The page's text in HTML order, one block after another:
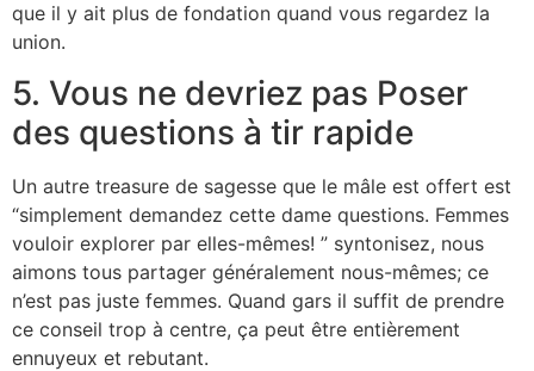
que il y ait plus de fondation quand vous regardez la
union.
5. Vous ne devriez pas Poser
des questions à tir rapide
Un autre treasure de sagesse que le mâle est offert est
“simplement demandez cette dame questions. Femmes
vouloir explorer par elles-mêmes! ” syntonisez, nous
aimons tous partager généralement nous-mêmes; ce
n’est pas juste femmes. Quand gars il suffit de prendre
ce conseil trop à centre, ça peut être entièrement
ennuyeux et rebutant.